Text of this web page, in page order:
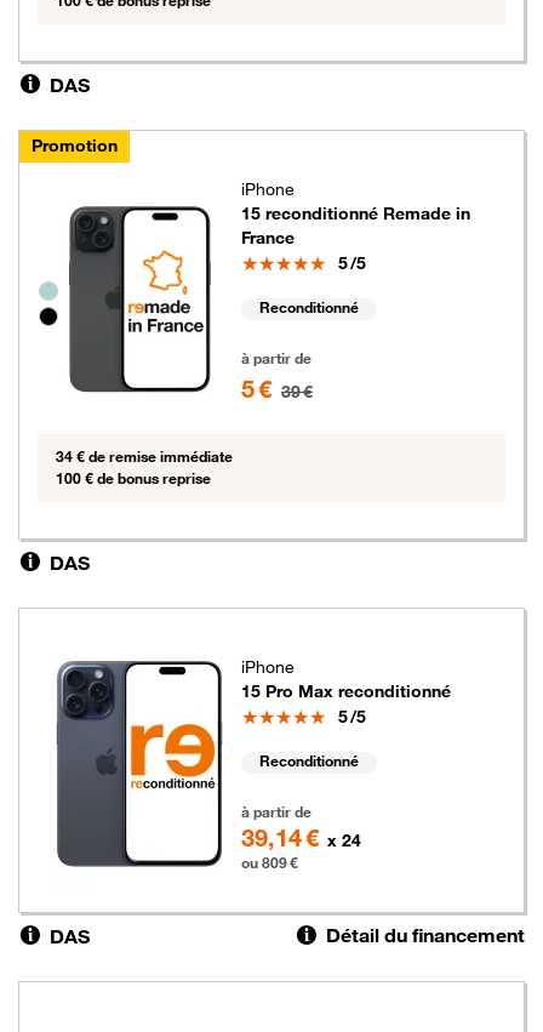
DAS
Promotion
Groupe de couleurs disponibles non sélectionnables
iPhone
15 reconditionné Remade in
France
Note
5/5
Reconditionné
à partir de
5 € 39 €
34 € de remise immédiate
100 € de bonus reprise
DAS
iPhone
15 Pro Max reconditionné
Note
5/5
Reconditionné
à partir de
39,14 € x 24
ou 809 €
DAS Détail du financement